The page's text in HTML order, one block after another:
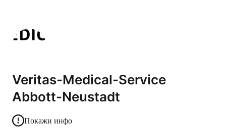
Veritas-Medical-Service
Abbott-Neustadt
Покажи инфо